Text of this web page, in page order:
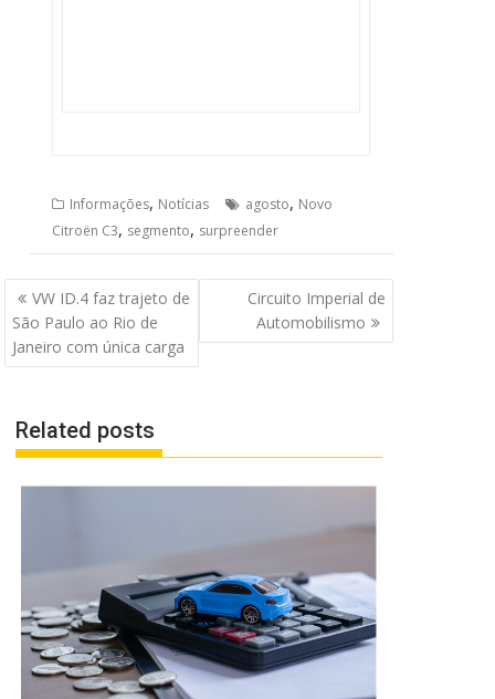
Informações, Notícias agosto, Novo
Citroën C3, segmento, surpreender
Navegação
de
Post
VW ID.4 faz trajeto de
São Paulo ao Rio de
Janeiro com única carga
Circuito Imperial de
Automobilismo
Related posts